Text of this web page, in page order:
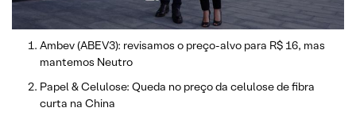
Ambev (ABEV3): revisamos o preço-alvo para R$ 16, mas
mantemos Neutro
Papel & Celulose: Queda no preço da celulose de fibra
curta na China